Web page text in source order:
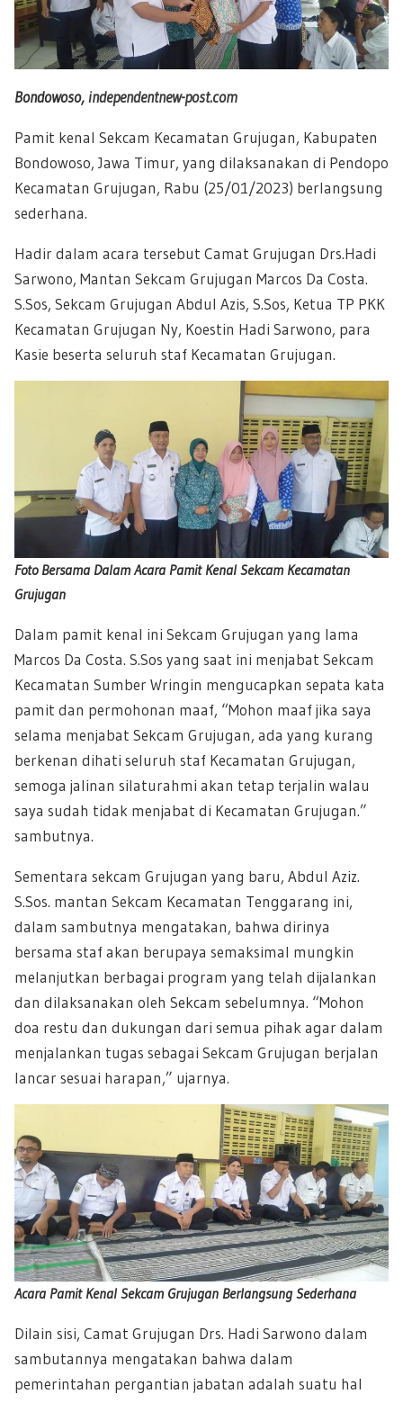
Bondowoso, independentnew-post.com
Pamit kenal Sekcam Kecamatan Grujugan, Kabupaten
Bondowoso, Jawa Timur, yang dilaksanakan di Pendopo
Kecamatan Grujugan, Rabu (25/01/2023) berlangsung
sederhana.
Hadir dalam acara tersebut Camat Grujugan Drs.Hadi
Sarwono, Mantan Sekcam Grujugan Marcos Da Costa.
S.Sos, Sekcam Grujugan Abdul Azis, S.Sos, Ketua TP PKK
Kecamatan Grujugan Ny, Koestin Hadi Sarwono, para
Kasie beserta seluruh staf Kecamatan Grujugan.
Foto Bersama Dalam Acara Pamit Kenal Sekcam Kecamatan
Grujugan
Dalam pamit kenal ini Sekcam Grujugan yang lama
Marcos Da Costa. S.Sos yang saat ini menjabat Sekcam
Kecamatan Sumber Wringin mengucapkan sepata kata
pamit dan permohonan maaf, “Mohon maaf jika saya
selama menjabat Sekcam Grujugan, ada yang kurang
berkenan dihati seluruh staf Kecamatan Grujugan,
semoga jalinan silaturahmi akan tetap terjalin walau
saya sudah tidak menjabat di Kecamatan Grujugan.”
sambutnya.
Sementara sekcam Grujugan yang baru, Abdul Aziz.
S.Sos. mantan Sekcam Kecamatan Tenggarang ini,
dalam sambutnya mengatakan, bahwa dirinya
bersama staf akan berupaya semaksimal mungkin
melanjutkan berbagai program yang telah dijalankan
dan dilaksanakan oleh Sekcam sebelumnya. “Mohon
doa restu dan dukungan dari semua pihak agar dalam
menjalankan tugas sebagai Sekcam Grujugan berjalan
lancar sesuai harapan,” ujarnya.
Acara Pamit Kenal Sekcam Grujugan Berlangsung Sederhana
Dilain sisi, Camat Grujugan Drs. Hadi Sarwono dalam
sambutannya mengatakan bahwa dalam
pemerintahan pergantian jabatan adalah suatu hal